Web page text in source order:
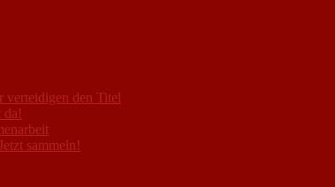
verteidigen den Titel
da!
sammeln!